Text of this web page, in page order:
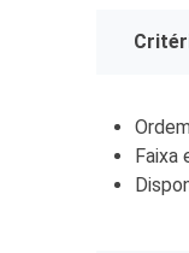
Faixa